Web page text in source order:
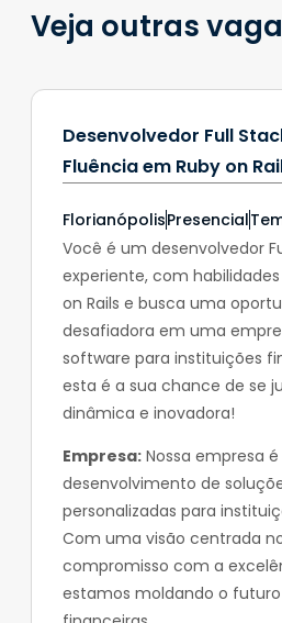
Veja outras
Desenvolvedor Full
Fluência em Ruby on
FlorianópolisPresencial
Você é um desenvolvedor
experiente, com
on Rails e busca uma
desafiadora em uma
software para instituições
esta é a sua chance de se
dinâmica e inovadora!
Empresa: Nossa empresa
desenvolvimento de
personalizadas para
Com uma visão centrada
compromisso com a
estamos moldando o